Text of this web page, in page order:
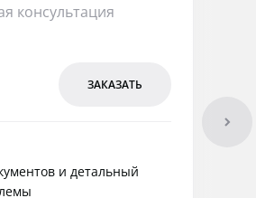
консультация
ЗАКАЗАТЬ
и детальный
arrowright